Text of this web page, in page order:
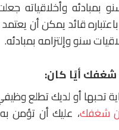
بمبادئه وأخلاقياته
قائد يمكن أن
سنو وإلتزامه بمبادئه.
تحبها أو لديك تطلع
شغفك، عليك أن تؤمن